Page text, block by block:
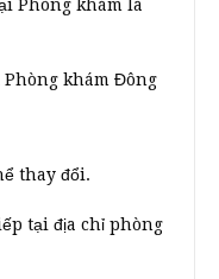
Phòng khám là
khám Đông
thay đổi.
tại địa chỉ phòng